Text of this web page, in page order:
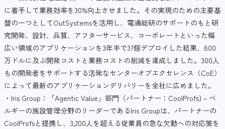
に着手して業務効率を30%向上させました。その実現のための主要基
盤の一つとしてOutSystemsを活用し、電通総研のサポートのもと研
究開発、設計、品質、アフターサービス、コーポレートといった幅
広い領域のアプリケーションを3年半で37個デプロイした結果、800
万ドルに及ぶ開発コストと業務コストの削減を達成しました。300人
もの開発者をサポートする活発なセンターオブエクセレンス（CoE）
によって最新のアプリケーションデリバリーを全社に広めました。
・Iris Group：「Agentic Value」部門（パートナー：CoolProfs) – ベ
ルギーの施設管理分野のリーダーであるIris Groupは、パートナーの
CoolProfsと提携し、3,200人を超える従業員の急な欠勤への対応策を